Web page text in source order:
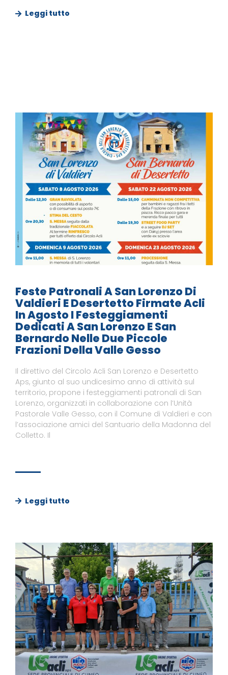
Leggi tutto
Feste Patronali A San Lorenzo Di
Valdieri E Desertetto Firmate Acli
In Agosto I Festeggiamenti
Dedicati A San Lorenzo E San
Bernardo Nelle Due Piccole
Frazioni Della Valle Gesso
Il direttivo del Circolo Acli San Lorenzo e Desertetto
Aps, giunto al suo undicesimo anno di attività sul
territorio, propone i festeggiamenti patronali di San
Lorenzo, organizzati in collaborazione con l’Unità
Pastorale Valle Gesso, con il Comune di Valdieri e con
l’associazione amici del Santuario della Madonna del
Colletto. Il
Leggi tutto